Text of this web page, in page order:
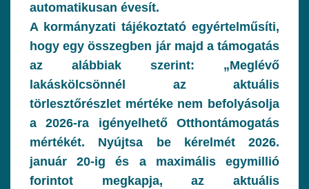
automatikusan évesít.
A kormányzati tájékoztató egyértelműsíti,
hogy egy összegben jár majd a támogatás
az alábbiak szerint: „Meglévő
lakáskölcsönnél az aktuális
törlesztőrészlet mértéke nem befolyásolja
a 2026-ra igényelhető Otthontámogatás
mértékét. Nyújtsa be kérelmét 2026.
január 20-ig és a maximális egymillió
forintot megkapja, az aktuális